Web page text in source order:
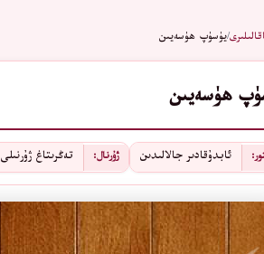
/يۈسۈپ ھۈسەيىن
ھۈسەيىن
ئابدۇقادىر جالالىدىن ژۇرنال: تەڭرىتاغ ژۇرنىلى